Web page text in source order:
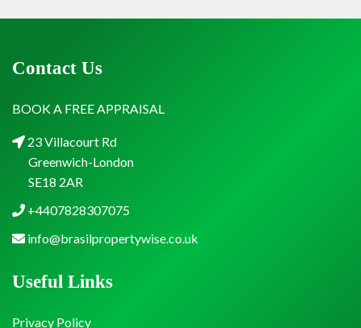
Contact Us
BOOK A FREE APPRAISAL
23 Villacourt Rd
Greenwich-London
SE18 2AR
+4407828307075
info@brasilpropertywise.co.uk
Useful Links
Privacy Policy